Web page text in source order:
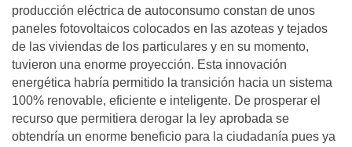
producción eléctrica de autoconsumo constan de unos
paneles fotovoltaicos colocados en las azoteas y tejados
de las viviendas de los particulares y en su momento,
tuvieron una enorme proyección. Esta innovación
energética habría permitido la transición hacia un sistema
100% renovable, eficiente e inteligente. De prosperar el
recurso que permitiera derogar la ley aprobada se
obtendría un enorme beneficio para la ciudadanía pues ya